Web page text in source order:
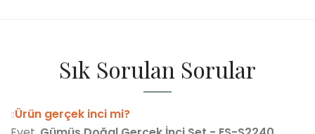
Sık Sorulan Sorular
Ürün gerçek inci mi?